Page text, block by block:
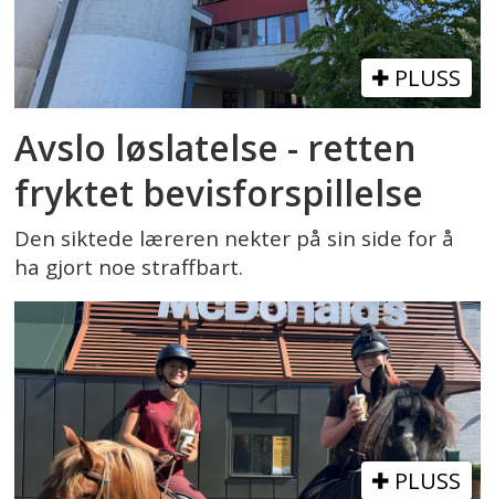
PLUSS
Avslo løslatelse - retten
fryktet bevisforspillelse
Den siktede læreren nekter på sin side for å
ha gjort noe straffbart.
PLUSS